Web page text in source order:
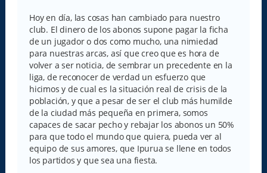
Hoy en día, las cosas han cambiado para nuestro
club. El dinero de los abonos supone pagar la ficha
de un jugador o dos como mucho, una nimiedad
para nuestras arcas, así que creo que es hora de
volver a ser noticia, de sembrar un precedente en la
liga, de reconocer de verdad un esfuerzo que
hicimos y de cual es la situación real de crisis de la
población, y que a pesar de ser el club más humilde
de la ciudad más pequeña en primera, somos
capaces de sacar pecho y rebajar los abonos un 50%
para que todo el mundo que quiera, pueda ver al
equipo de sus amores, que Ipurua se llene en todos
los partidos y que sea una fiesta.